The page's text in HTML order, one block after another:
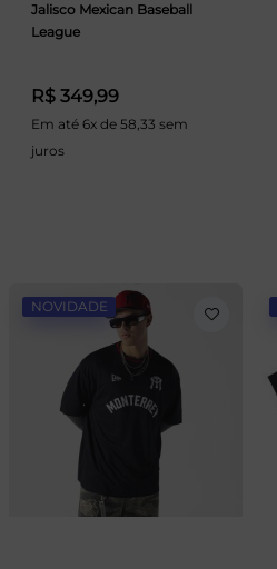
Jalisco Mexican Baseball
League
R$ 349,99
Em até 6x de 58,33 sem
juros
NOVIDADE